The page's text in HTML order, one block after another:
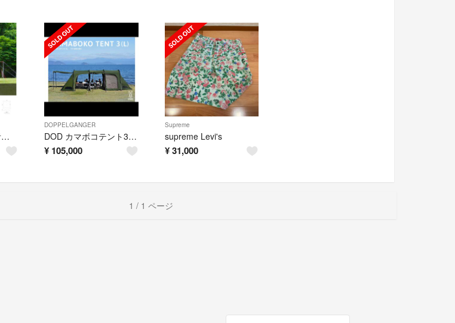
テンマクデザイン 青空タープ TC 陣幕ワイド セット
DOPPELGANGER
DOD カマボコテント3 L カーキ セット
¥ 105,000
Supreme
supreme Levi's
¥ 31,000
1 / 1 ページ